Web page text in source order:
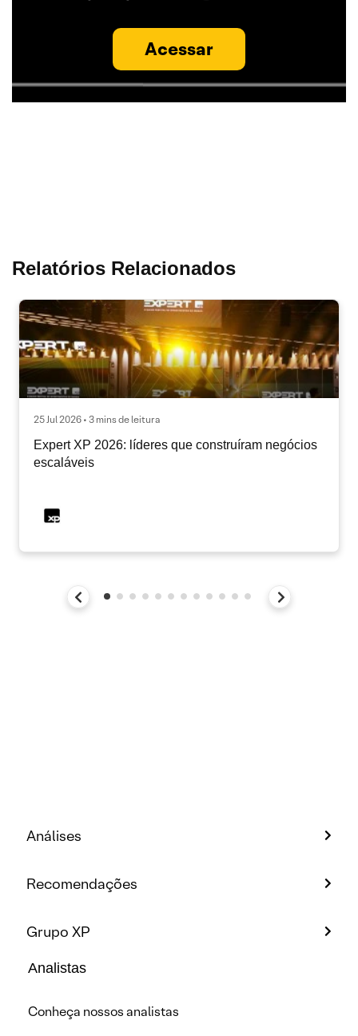
Acessar
Relatórios Relacionados
25 Jul 2026 • 3 mins de leitura
Expert XP 2026: líderes que construíram negócios
escaláveis
Análises
Recomendações
Grupo XP
Analistas
Conheça nossos analistas